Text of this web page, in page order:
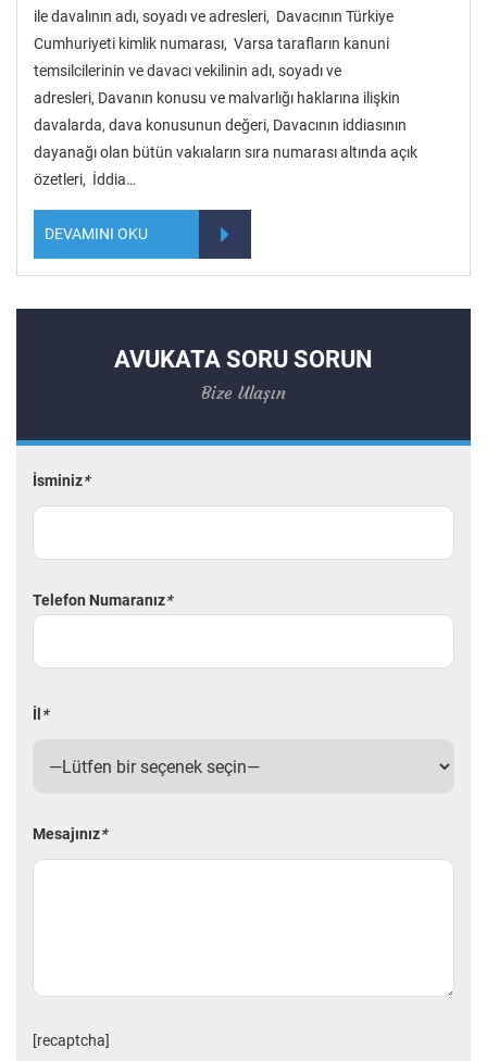
ile davalının adı, soyadı ve adresleri, Davacının Türkiye
Cumhuriyeti kimlik numarası, Varsa tarafların kanuni
temsilcilerinin ve davacı vekilinin adı, soyadı ve
adresleri, Davanın konusu ve malvarlığı haklarına ilişkin
davalarda, dava konusunun değeri, Davacının iddiasının
dayanağı olan bütün vakıaların sıra numarası altında açık
özetleri, İddia…
DEVAMINI OKU
AVUKATA SORU SORUN
Bize Ulaşın
İsminiz*
Telefon Numaranız*
İl *
Mesajınız*
[recaptcha]